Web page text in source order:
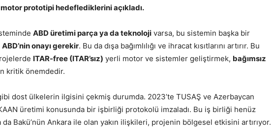
prototipi hedeflediklerini açıkladı.
ABD üretimi parça ya da teknoloji varsa, bu sistemin başka bir
ABD’nin onayı gerekir. Bu da dışa bağımlılığı ve ihracat kısıtlarını artırır. Bu
ITAR-free (ITAR’sız) yerli motor ve sistemler geliştirmek, bağımsız
kritik önemdedir.
dost ülkelerin ilgisini çekmiş durumda. 2023’te TUSAŞ ve Azerbaycan
KAAN üretimi konusunda bir işbirliği protokolü imzaladı. Bu iş birliği henüz
Bakü’nün Ankara ile olan yakın ilişkileri, projenin bölgesel etkisini artırıyor.